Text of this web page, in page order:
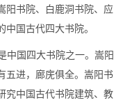
阳书院、白鹿洞书院、应
国古代四大书院。
中国四大书院之一。嵩阳
五进，廊庑俱全。嵩阳书
究中国古代书院建筑、教